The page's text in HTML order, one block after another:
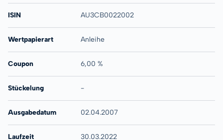
ISIN AU3CB0022002
Wertpapierart Anleihe
Coupon 6,00 %
Stückelung -
Ausgabedatum 02.04.2007
Laufzeit 30.03.2022